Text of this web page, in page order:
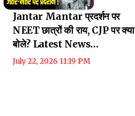
Jantar Mantar प्रदर्शन पर
NEET छात्रों की राय, CJP पर क्या
बोले? Latest News
Breaking
July 22, 2026 11:19 PM